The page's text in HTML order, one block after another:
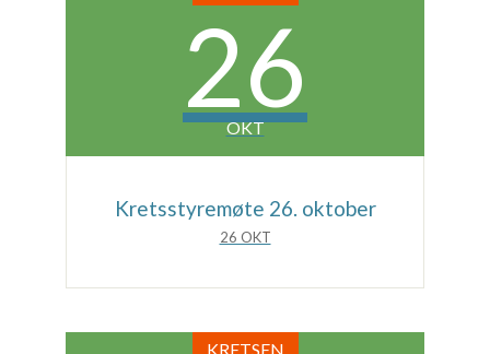
26
OKT
Kretsstyremøte 26. oktober
26 OKT
KRETSEN